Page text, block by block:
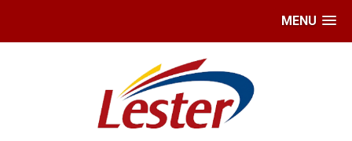
MENU